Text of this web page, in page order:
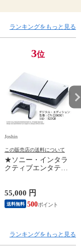
ランキングをもっと見る
3位
Joshin
この販売店の送料について
★ソニー・インタラ
クティブエンタテイ
ション 日本語専用
Console Language:
Japanese only（CFI-
55,000 円
送料無料 500
ランキングをもっと見る